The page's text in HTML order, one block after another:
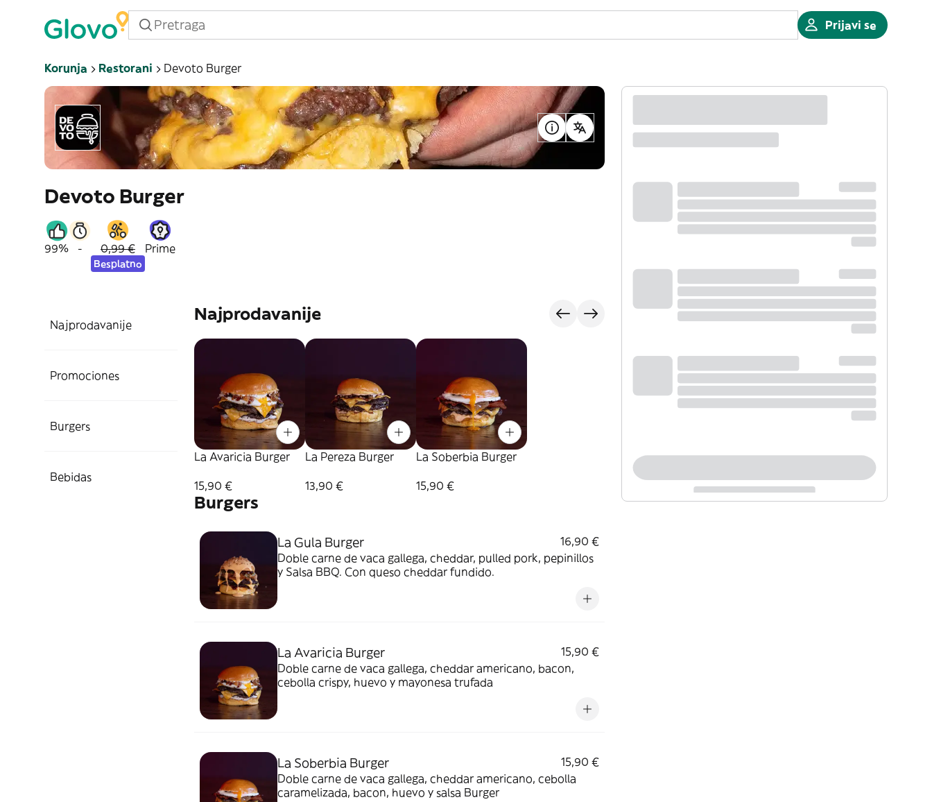
Prijavi se
Korunja Restorani Devoto Burger
Devoto Burger
99% - 0,99 €
Besplatno
Prime
Najprodavanije
Promociones
Burgers
Bebidas
Najprodavanije
La Avaricia Burger
15,90 €
La Pereza Burger
13,90 €
La Soberbia Burger
15,90 €
Burgers
La Gula Burger
16,90 €
Doble carne de vaca gallega, cheddar, pulled pork, pepinillos
y Salsa BBQ. Con queso cheddar fundido.
La Avaricia Burger
15,90 €
Doble carne de vaca gallega, cheddar americano, bacon,
cebolla crispy, huevo y mayonesa trufada
La Soberbia Burger
15,90 €
Doble carne de vaca gallega, cheddar americano, cebolla
caramelizada, bacon, huevo y salsa Burger